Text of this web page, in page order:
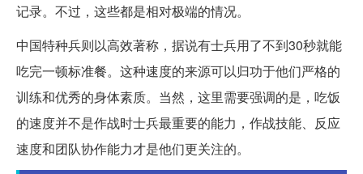
记录。不过，这些都是相对极端的情况。
中国特种兵则以高效著称，据说有士兵用了不到30秒就能
吃完一顿标准餐。这种速度的来源可以归功于他们严格的
训练和优秀的身体素质。当然，这里需要强调的是，吃饭
的速度并不是作战时士兵最重要的能力，作战技能、反应
速度和团队协作能力才是他们更关注的。